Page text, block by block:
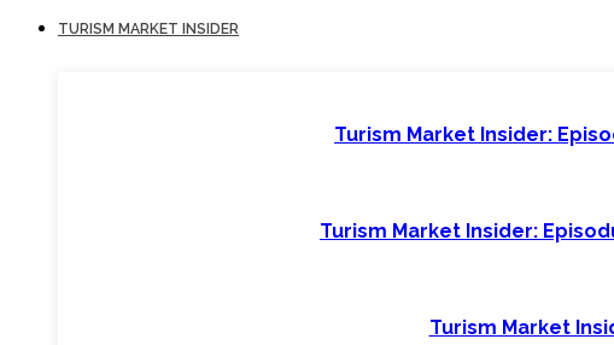
TURISM MARKET INSIDER
Turism Market Insider:
Turism Market Insider:
Turism Market